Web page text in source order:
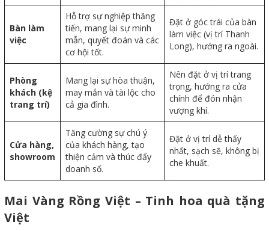
Bàn làm
việc
Hỗ trợ sự nghiệp thăng
tiến, mang lại sự minh
mẫn, quyết đoán và các
cơ hội tốt.
Đặt ở góc trái của bàn
làm việc (vị trí Thanh
Long), hướng ra ngoài.
Phòng
khách (kệ
trang trí)
Mang lại sự hòa thuận,
may mắn và tài lộc cho
cả gia đình.
Nên đặt ở vị trí trang
trọng, hướng ra cửa
chính để đón nhận
vượng khí.
Cửa hàng,
showroom
Tăng cường sự chú ý
của khách hàng, tạo
thiện cảm và thúc đẩy
doanh số.
Đặt ở vị trí dễ thấy
nhất, sạch sẽ, không bị
che khuất.
Mai Vàng Rồng Việt – Tinh hoa quà tặng
Việt